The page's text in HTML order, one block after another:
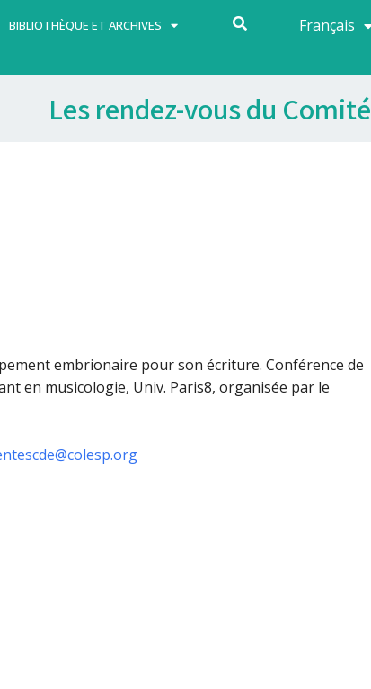
BIBLIOTHÈQUE ET ARCHIVES Français
Español
Les rendez-vous du Comité
embrionaire pour son écriture. Conférence de
en musicologie, Univ. Paris8, organisée par le